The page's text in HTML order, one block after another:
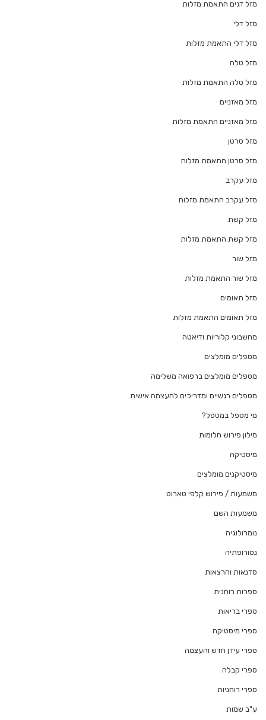
מזל דגים התאמת מזלות
מזל דלי
מזל דלי התאמת מזלות
מזל טלה
מזל טלה התאמת מזלות
מזל מאזניים
מזל מאזניים התאמת מזלות
מזל סרטן
מזל סרטן התאמת מזלות
מזל עקרב
מזל עקרב התאמת מזלות
מזל קשת
מזל קשת התאמת מזלות
מזל שור
מזל שור התאמת מזלות
מזל תאומים
מזל תאומים התאמת מזלות
מחשבוני קלוריות ודיאטה
מטפלים מומלצים
מטפלים מומלצים ברפואה משלימה
מטפלים רגשיים ומדריכים להעצמה אישית
מי מטפל במטפל?
מילון פירוש חלומות
מיסטיקה
מיסטיקנים מומלצים
משמעות / פירוש קלפי טארוט
משמעות השם
נומרולוגיה
נטורופתיה
סדנאות והרצאות
ספרות רוחנית
ספרי בריאות
ספרי מיסטיקה
ספרי עידן חדש והעצמה
ספרי קבלה
ספרי רוחניות
ע"ב שמות